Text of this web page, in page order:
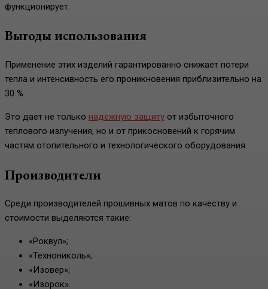
функционирует.
Выгоды использования
Применение этих изделий гарантированно снижает потери
тепла и интенсивность его проникновения приблизительно на
30 %.
Это дает не только надежную защиту от избыточного
теплового излучения, но и от прикосновений к горячим
частям отопительного и технологического оборудования.
Производители
Среди производителей прошивных матов по качеству и
стоимости выделяются такие:
«Роквул»;
«Технониколь»;
«Изовер»;
«Изорок».